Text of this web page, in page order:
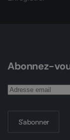
Abonnez-
S'abonner